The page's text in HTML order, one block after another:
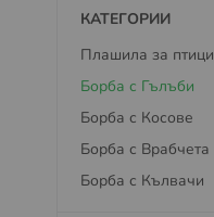
КАТЕГОРИИ
Плашила за птици
Борба с Гълъби
Борба с Косове
Борба с Врабчета
Борба с Кълвачи